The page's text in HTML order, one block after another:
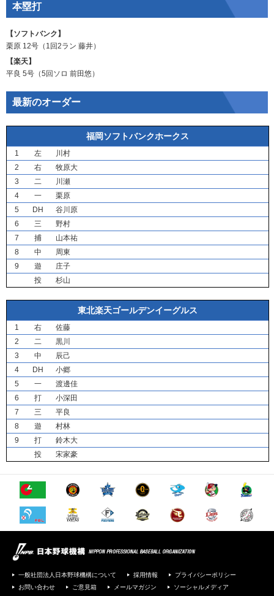
本塁打
【ソフトバンク】
栗原 12号（1回2ラン 藤井）
【楽天】
平良 5号（5回ソロ 前田悠）
最新のオーダー
福岡ソフトバンクホークス
1 左
川村
2
右
牧原大
3
二
川瀬
4
一
栗原
5
DH
谷川原
6
三
野村
7
捕
山本祐
8
中
周東
9
遊
庄子
投
杉山
東北楽天ゴールデンイーグルス
1 右
佐藤
2
二
黒川
3
中
辰己
4
DH
小郷
5
一
渡邊佳
6
打
小深田
7
三
平良
8
遊
村林
9
打
鈴木大
投
宋家豪
一般社団法人日本野球機構について 採用情報
プライバシーポリシー
お問い合わせ
ご意見箱 メールマガジン ソーシャルメディア